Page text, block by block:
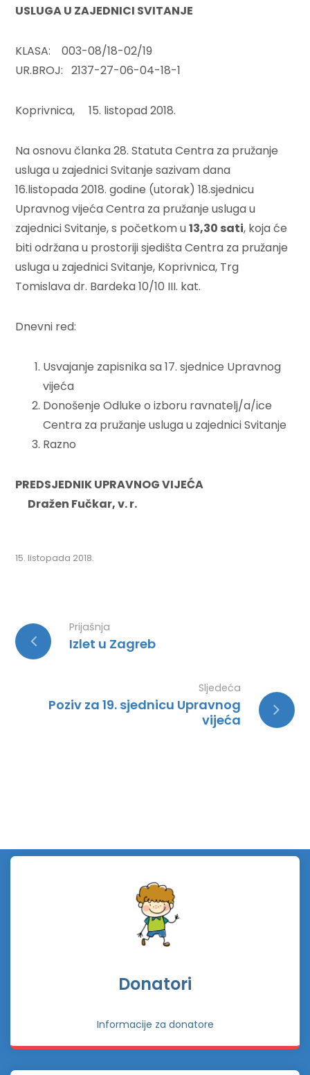
USLUGA U ZAJEDNICI SVITANJE
KLASA: 003-08/18-02/19
UR.BROJ: 2137-27-06-04-18-1
Koprivnica, 15. listopad 2018.
Na osnovu članka 28. Statuta Centra za pružanje
usluga u zajednici Svitanje sazivam dana
16.listopada 2018. godine (utorak) 18.sjednicu
Upravnog vijeća Centra za pružanje usluga u
zajednici Svitanje, s početkom u13,30 sati, koja će
biti održana u prostoriji sjedišta Centra za pružanje
usluga u zajednici Svitanje, Koprivnica, Trg
Tomislava dr. Bardeka 10/10 III. kat.
Dnevni red:
Usvajanje zapisnika sa 17. sjednice Upravnog
vijeća
Donošenje Odluke o izboru ravnatelj/a/ice
Centra za pružanje usluga u zajednici Svitanje
Razno
PREDSJEDNIK UPRAVNOG VIJEĆA
Dražen Fučkar, v. r.
15. listopada 2018.
Prijašnja
Izlet u Zagreb
Sljedeća
Poziv za 19. sjednicu Upravnog
vijeća
Donatori
Informacije za donatore